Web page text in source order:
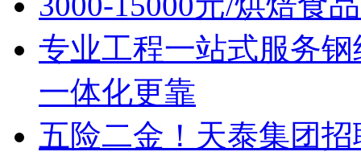
专业工程一站式服务
一体化更靠
五险二金！天泰集团